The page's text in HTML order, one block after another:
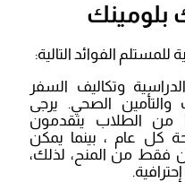
بلومينك
الفوائد التالية:
وتكاليف السفر
والتأمين الصحي. يرجى
من الطلاب يتقدمون
كل عام ، بينما يمكن
فقط من المنح، لذلك،